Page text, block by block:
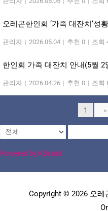
오레곤한인회 ‘가족 대잔치‘성
관리자 | 2026.05.04 | 추천 0 | 조회
한인회 가족 대잔치 안내(5월 2
관리자 | 2026.04.26 | 추천 0 | 조회
1 »
Powered by KBoard
Copyright © 2026 오레